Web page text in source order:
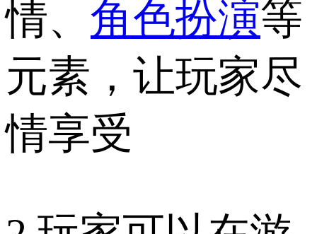
情、 角色扮演等
元素，让玩家尽
情享受